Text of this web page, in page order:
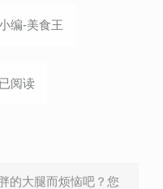
编-美食王
阅读
的大腿而烦恼吧？您